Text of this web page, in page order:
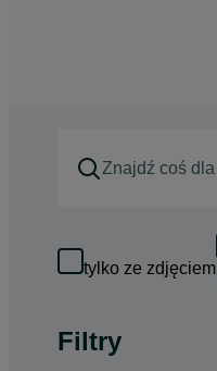
tylko ze zdjęciem
Filtry